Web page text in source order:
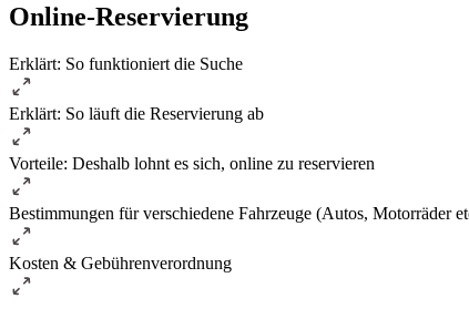
Online-Reservierung
Erklärt: So funktioniert die Suche
Erklärt: So läuft die Reservierung ab
Vorteile: Deshalb lohnt es sich, online zu reservieren
Bestimmungen für verschiedene Fahrzeuge (Autos, Motorräder
Kosten & Gebührenverordnung